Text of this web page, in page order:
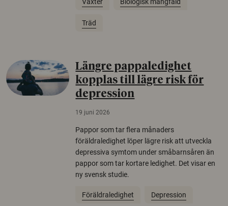
Träd
Längre pappaledighet
kopplas till lägre risk för
depression
19 juni 2026
Pappor som tar flera månaders
föräldraledighet löper lägre risk att utveckla
depressiva symtom under småbarnsåren än
pappor som tar kortare ledighet. Det visar en
ny svensk studie.
Föräldraledighet Depression